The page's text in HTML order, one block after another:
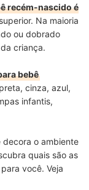
recém-nascido é
Na maioria
ou dobrado
criança.
bebê
cinza, azul,
infantis,
decora o ambiente
quais são as
você. Veja